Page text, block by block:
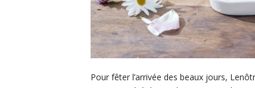
Pour fêter l’arrivée des beaux jours,